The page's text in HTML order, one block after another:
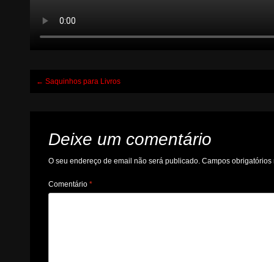
Post
← Saquinhos para Livros
Deixe um comentário
O seu endereço de email não será publicado. Campos
Comentário*